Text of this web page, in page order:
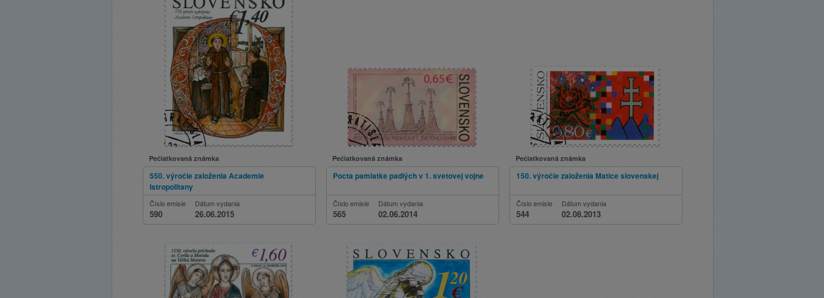
Pečiatkovaná známka
550. výročie založenia Academie
Istropolitany
Číslo emisie
590
Dátum vydania
26.06.2015
Pečiatkovaná známka
Pocta pamiatke padlých v 1. svetovej vojne
Číslo emisie
565
Dátum vydania
02.06.2014
Pečiatkovaná známka
150. výročie založenia Matice slovenskej
Číslo emisie
544
Dátum vydania
02.08.2013